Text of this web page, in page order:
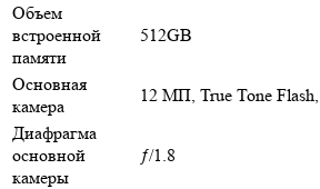
Объем
встроенной
памяти
512GB
Основная
камера
12 МП, True Tone
Диафрагма
основной
камеры
ƒ/1.8